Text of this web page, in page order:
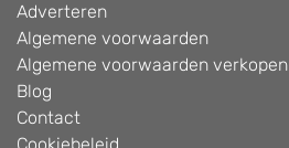
Adverteren
Algemene voorwaarden
Algemene voorwaarden verkopen
Blog
Contact